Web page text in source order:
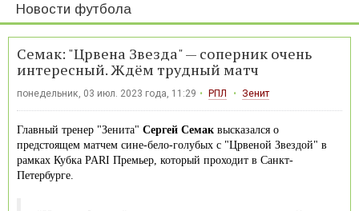
Новости футбола
Семак: "Црвена Звезда" — соперник очень
интересный. Ждём трудный матч
понедельник, 03 июл. 2023 года, 11:29 РПЛ Зенит
Главный тренер "Зенита" Сергей Семак высказался о
предстоящем матчем сине-бело-голубых с "Црвеной Звездой" в
рамках Кубка PARI Премьер, который проходит в Санкт-
Петербурге.